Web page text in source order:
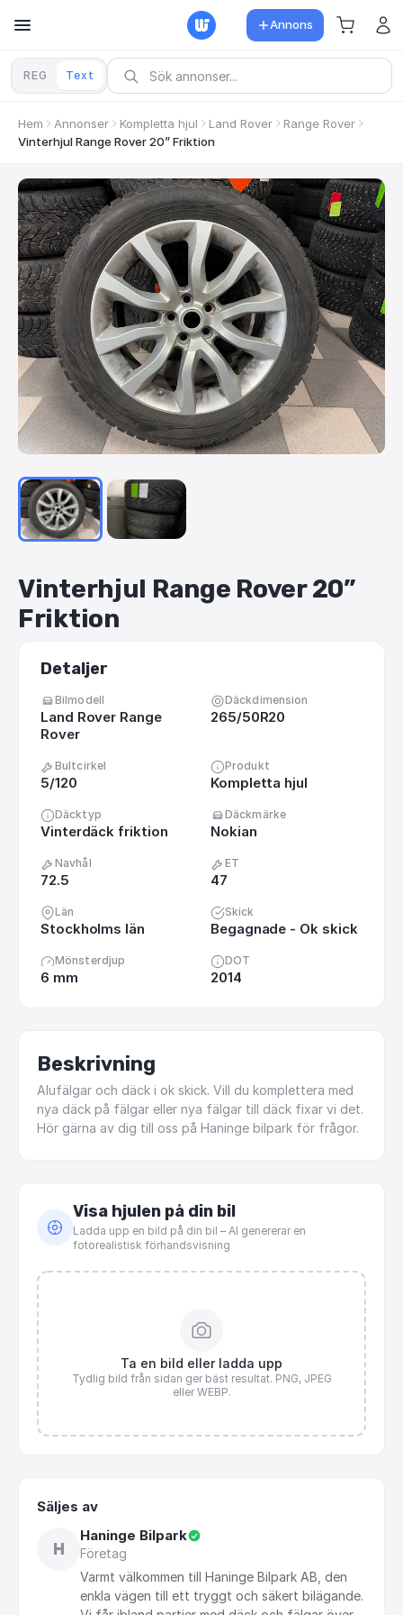
Annons
REG Text
Hem Annonser Kompletta hjul Land Rover
Range Rover
Vinterhjul Range Rover 20” Friktion
Vinterhjul Range Rover 20”
Friktion
Detaljer
Bilmodell
Land Rover Range
Rover
Däckdimension
265/50R20
Bultcirkel
5/120
Produkt
Kompletta hjul
Däcktyp
Vinterdäck friktion
Däckmärke
Nokian
Navhål
72.5
ET
47
Län
Stockholms län
Skick
Begagnade - Ok skick
Mönsterdjup
6 mm
DOT
2014
Beskrivning
Alufälgar och däck i ok skick. Vill du komplettera med
nya däck på fälgar eller nya fälgar till däck fixar vi det.
Hör gärna av dig till oss på Haninge bilpark för frågor.
Visa hjulen på din bil
Ladda upp en bild på din bil – AI genererar en
fotorealistisk förhandsvisning
Ta en bild eller ladda upp
Tydlig bild från sidan ger bäst resultat. PNG, JPEG
eller WEBP.
Säljes av
H
Haninge Bilpark
Företag
Varmt välkommen till Haninge Bilpark AB, den
enkla vägen till ett tryggt och säkert bilägande.